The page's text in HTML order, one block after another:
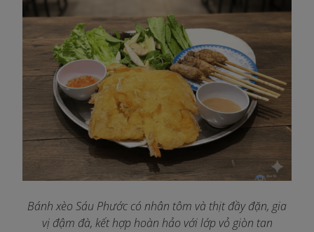
Bánh xèo Sáu Phước có nhân tôm và thịt đầy đặn, gia
vị đậm đà, kết hợp hoàn hảo với lớp vỏ giòn tan